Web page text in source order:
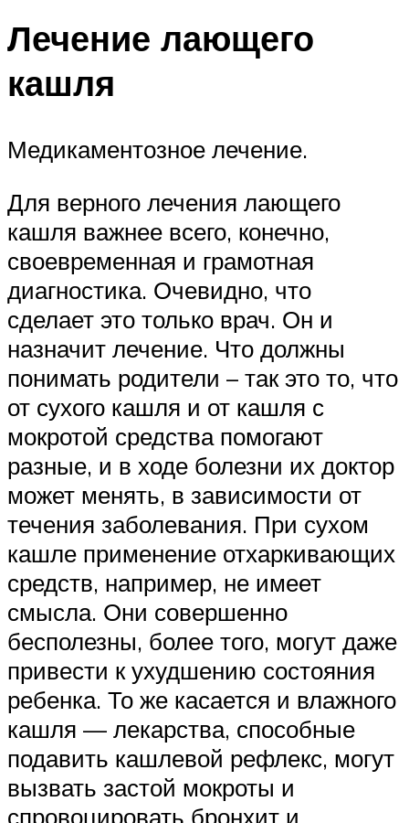
Лечение лающего
кашля
Медикаментозное лечение.
Для верного лечения лающего
кашля важнее всего, конечно,
своевременная и грамотная
диагностика. Очевидно, что
сделает это только врач. Он и
назначит лечение. Что должны
понимать родители – так это то, что
от сухого кашля и от кашля с
мокротой средства помогают
разные, и в ходе болезни их доктор
может менять, в зависимости от
течения заболевания. При сухом
кашле применение отхаркивающих
средств, например, не имеет
смысла. Они совершенно
бесполезны, более того, могут даже
привести к ухудшению состояния
ребенка. То же касается и влажного
кашля — лекарства, способные
подавить кашлевой рефлекс, могут
вызвать застой мокроты и
спровоцировать бронхит и